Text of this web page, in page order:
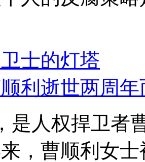
士的灯塔
利逝世两周年
是人权捍卫者
，曹顺利女